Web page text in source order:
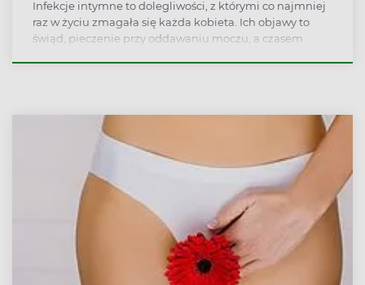
Infekcje intymne to dolegliwości, z którymi co najmniej
raz w życiu zmagała się każda kobieta. Ich objawy to
świąd, pieczenie przy oddawaniu moczu, a czasem